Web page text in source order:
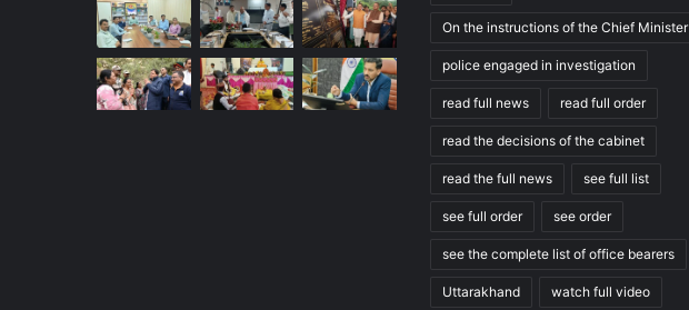
On the instructions of the Chief Minister
police engaged in investigation
read full news read full order
read the decisions of the cabinet
read the full news see full list
see full order see order
see the complete list of office bearers
Uttarakhand watch full video